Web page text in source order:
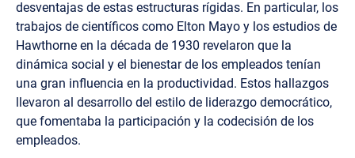
desventajas de estas estructuras rígidas. En particular, los
trabajos de científicos como Elton Mayo y los estudios de
Hawthorne en la década de 1930 revelaron que la
dinámica social y el bienestar de los empleados tenían
una gran influencia en la productividad. Estos hallazgos
llevaron al desarrollo del estilo de liderazgo democrático,
que fomentaba la participación y la codecisión de los
empleados.